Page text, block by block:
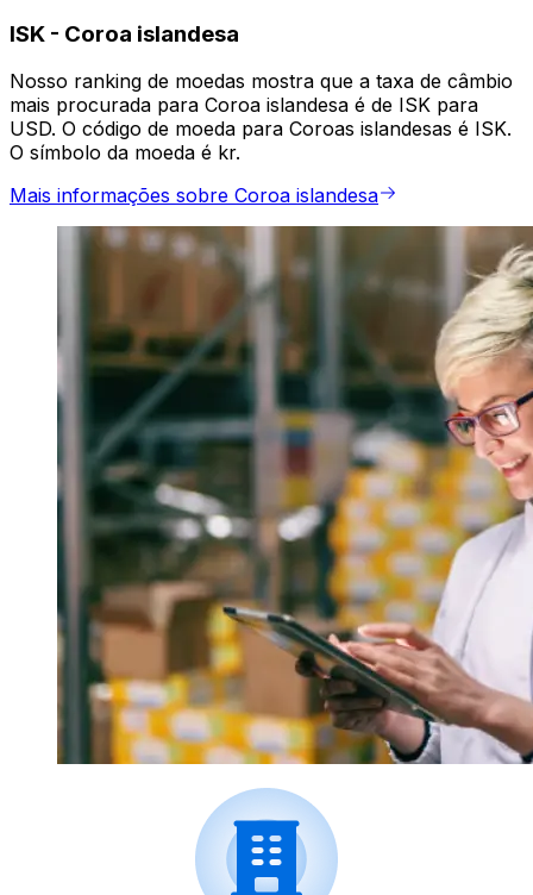
ISK - Coroa islandesa
Nosso ranking de moedas mostra que a taxa de câmbio
mais procurada para Coroa islandesa é de ISK para
USD. O código de moeda para Coroas islandesas é ISK.
O símbolo da moeda é kr.
Mais informações sobre Coroa islandesa